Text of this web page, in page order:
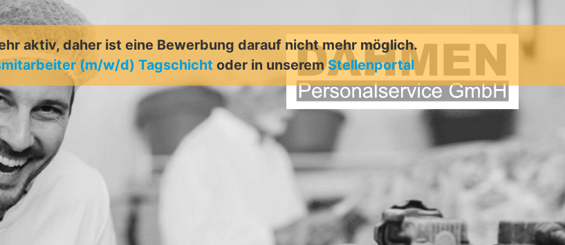
aktiv, daher ist eine Bewerbung darauf nicht mehr möglich.
(m/w/d) Tagschicht oder in unseremStellenportal